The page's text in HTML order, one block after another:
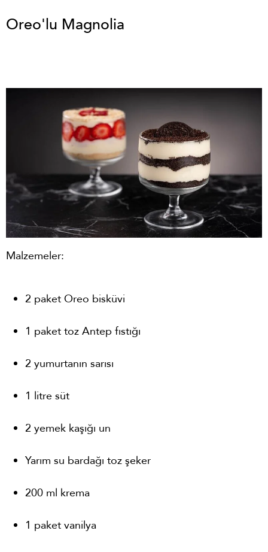
Oreo'lu Magnolia
Malzemeler:
2 paket Oreo bisküvi
1 paket toz Antep fıstığı
2 yumurtanın sarısı
1 litre süt
2 yemek kaşığı un
Yarım su bardağı toz şeker
200 ml krema
1 paket vanilya